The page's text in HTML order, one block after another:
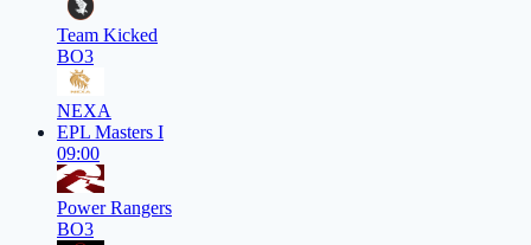
Team Kicked
BO3
NEXA
EPL Masters I
09:00
Power Rangers
BO3